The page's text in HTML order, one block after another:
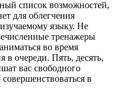
список возможностей,
для облегчения
языку. Не
тренажеры
во время
в очереди. Пять, десять,
вас свободного
в